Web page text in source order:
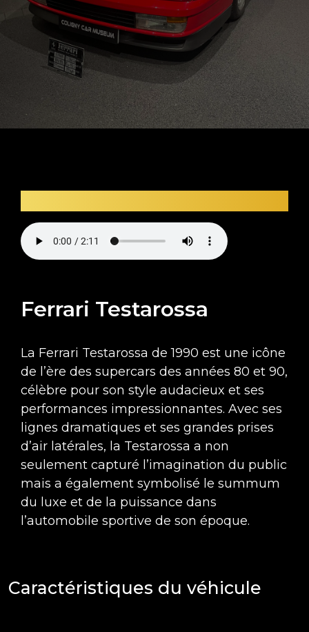
Ferrari Testarossa
La Ferrari Testarossa de 1990 est une icône
de l’ère des supercars des années 80 et 90,
célèbre pour son style audacieux et ses
performances impressionnantes. Avec ses
lignes dramatiques et ses grandes prises
d’air latérales, la Testarossa a non
seulement capturé l’imagination du public
mais a également symbolisé le summum
du luxe et de la puissance dans
l’automobile sportive de son époque.
Caractéristiques du véhicule